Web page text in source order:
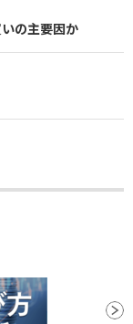
の主要因か